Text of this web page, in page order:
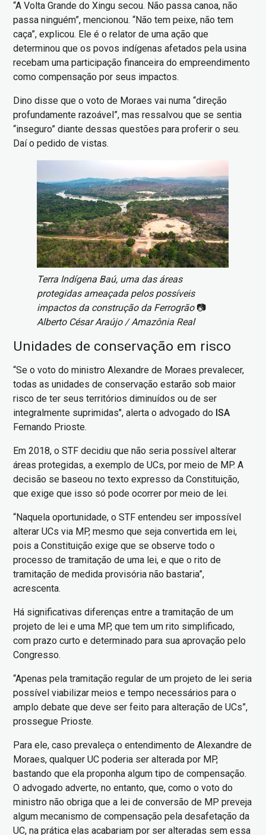
“A Volta Grande do Xingu secou. Não passa canoa, não
passa ninguém”, mencionou. “Não tem peixe, não tem
caça”, explicou. Ele é o relator de uma ação que
determinou que os povos indígenas afetados pela usina
recebam uma participação financeira do empreendimento
como compensação por seus impactos.
Dino disse que o voto de Moraes vai numa “direção
profundamente razoável”, mas ressalvou que se sentia
“inseguro” diante dessas questões para proferir o seu.
Daí o pedido de vistas.
Terra Indígena Baú, uma das áreas
protegidas ameaçada pelos possíveis
impactos da construção da Ferrogrão📷
Alberto César Araújo / Amazônia Real
Unidades de conservação em risco
“Se o voto do ministro Alexandre de Moraes prevalecer,
todas as unidades de conservação estarão sob maior
risco de ter seus territórios diminuídos ou de ser
integralmente suprimidas", alerta o advogado do ISA
Fernando Prioste.
Em 2018, o STF decidiu que não seria possível alterar
áreas protegidas, a exemplo de UCs, por meio de MP. A
decisão se baseou no texto expresso da Constituição,
que exige que isso só pode ocorrer por meio de lei.
“Naquela oportunidade, o STF entendeu ser impossível
alterar UCs via MP, mesmo que seja convertida em lei,
pois a Constituição exige que se observe todo o
processo de tramitação de uma lei, e que o rito de
tramitação de medida provisória não bastaria”,
acrescenta.
Há significativas diferenças entre a tramitação de um
projeto de lei e uma MP, que tem um rito simplificado,
com prazo curto e determinado para sua aprovação pelo
Congresso.
“Apenas pela tramitação regular de um projeto de lei seria
possível viabilizar meios e tempo necessários para o
amplo debate que deve ser feito para alteração de UCs”,
prossegue Prioste.
Para ele, caso prevaleça o entendimento de Alexandre de
Moraes, qualquer UC poderia ser alterada por MP,
bastando que ela proponha algum tipo de compensação.
O advogado adverte, no entanto, que, como o voto do
ministro não obriga que a lei de conversão de MP preveja
algum mecanismo de compensação pela desafetação da
UC, na prática elas acabariam por ser alteradas sem essa